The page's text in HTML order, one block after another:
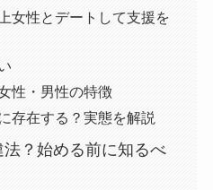
女性とデートして支援を
性・男性の特徴
存在する？実態を解説
？始める前に知るべ